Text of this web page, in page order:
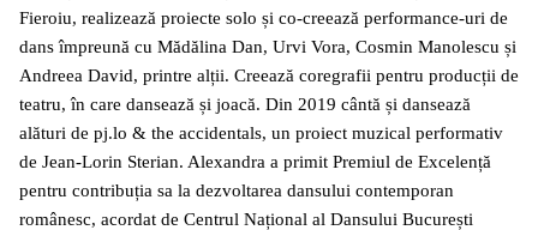
Fieroiu, realizează proiecte solo și co-creează performance-uri de
dans împreună cu Mădălina Dan, Urvi Vora, Cosmin Manolescu și
Andreea David, printre alții. Creează coregrafii pentru producții de
teatru, în care dansează și joacă. Din 2019 cântă și dansează
alături de pj.lo & the accidentals, un proiect muzical performativ
de Jean-Lorin Sterian. Alexandra a primit Premiul de Excelență
pentru contribuția sa la dezvoltarea dansului contemporan
românesc, acordat de Centrul Național al Dansului București